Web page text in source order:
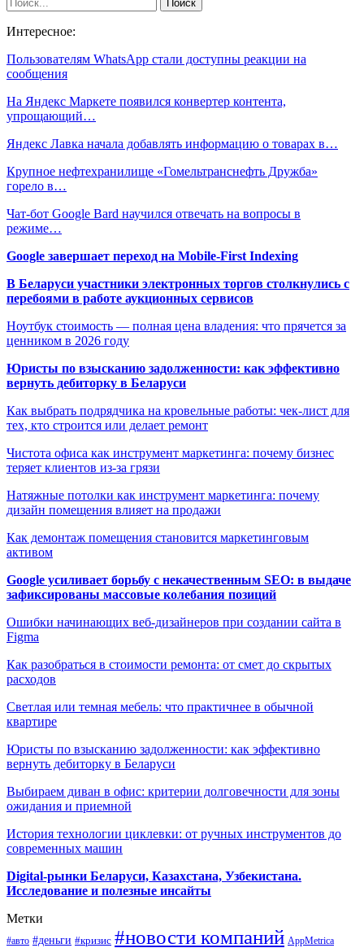
Интересное:
Пользователям WhatsApp стали доступны реакции на
сообщения
На Яндекс Маркете появился конвертер контента,
упрощающий…
Яндекс Лавка начала добавлять информацию о товарах в…
Крупное нефтехранилище «Гомельтранснефть Дружба»
горело в…
Чат-бот Google Bard научился отвечать на вопросы в
режиме…
Google завершает переход на Mobile-First Indexing
В Беларуси участники электронных торгов столкнулись с
перебоями в работе аукционных сервисов
Ноутбук стоимость — полная цена владения: что прячется за
ценником в 2026 году
Юристы по взысканию задолженности: как эффективно
вернуть дебиторку в Беларуси
Как выбрать подрядчика на кровельные работы: чек-лист для
тех, кто строится или делает ремонт
Чистота офиса как инструмент маркетинга: почему бизнес
теряет клиентов из-за грязи
Натяжные потолки как инструмент маркетинга: почему
дизайн помещения влияет на продажи
Как демонтаж помещения становится маркетинговым
активом
Google усиливает борьбу с некачественным SEO: в выдаче
зафиксированы массовые колебания позиций
Ошибки начинающих веб-дизайнеров при создании сайта в
Figma
Как разобраться в стоимости ремонта: от смет до скрытых
расходов
Светлая или темная мебель: что практичнее в обычной
квартире
Юристы по взысканию задолженности: как эффективно
вернуть дебиторку в Беларуси
Выбираем диван в офис: критерии долговечности для зоны
ожидания и приемной
История технологии циклевки: от ручных инструментов до
современных машин
Digital-рынки Беларуси, Казахстана, Узбекистана.
Исследование и полезные инсайты
Метки
#авто #деньги #кризис #новости компаний AppMetrica